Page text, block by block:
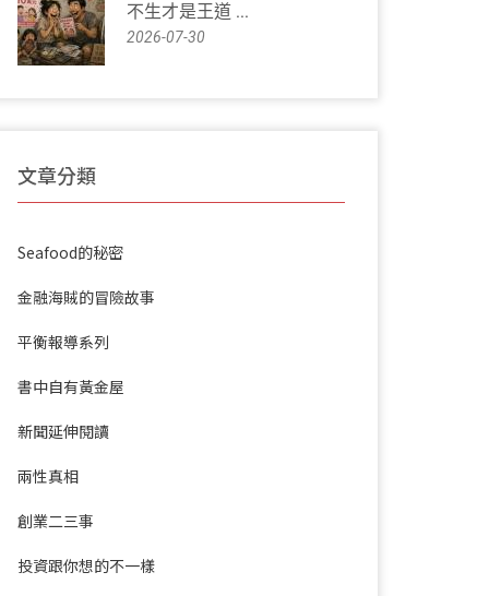
不生才是王道 ...
2026-07-30
文章分類
Seafood的秘密
金融海賊的冒險故事
平衡報導系列
書中自有黃金屋
新聞延伸閱讀
兩性真相
創業二三事
投資跟你想的不一樣